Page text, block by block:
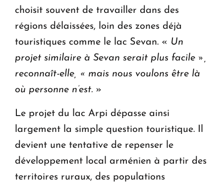
choisit souvent de travailler dans des
régions délaissées, loin des zones déjà
touristiques comme le lac Sevan. « Un
projet similaire à Sevan serait plus facile »,
reconnaît-elle, « mais nous voulons être là
où personne n’est. »
Le projet du lac Arpi dépasse ainsi
largement la simple question touristique. Il
devient une tentative de repenser le
développement local arménien à partir des
territoires ruraux, des populations